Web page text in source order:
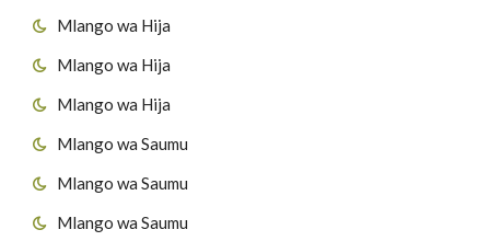
Mlango wa Hija
Mlango wa Hija
Mlango wa Hija
Mlango wa Saumu
Mlango wa Saumu
Mlango wa Saumu